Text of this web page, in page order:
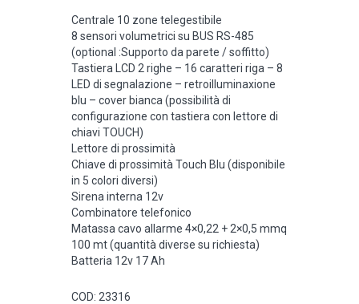
Centrale 10 zone telegestibile
8 sensori volumetrici su BUS RS-485
(optional :Supporto da parete / soffitto)
Tastiera LCD 2 righe – 16 caratteri riga – 8
LED di segnalazione – retroilluminaxione
blu – cover bianca (possibilità di
configurazione con tastiera con lettore di
chiavi TOUCH)
Lettore di prossimità
Chiave di prossimità Touch Blu (disponibile
in 5 colori diversi)
Sirena interna 12v
Combinatore telefonico
Matassa cavo allarme 4×0,22 + 2×0,5 mmq
100 mt (quantità diverse su richiesta)
Batteria 12v 17 Ah
COD: 23316